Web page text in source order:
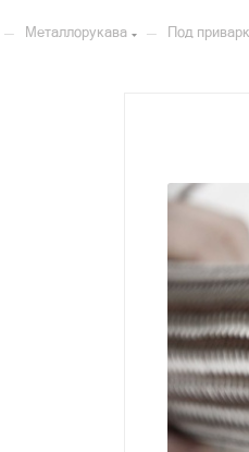
— Металлорукава — Под